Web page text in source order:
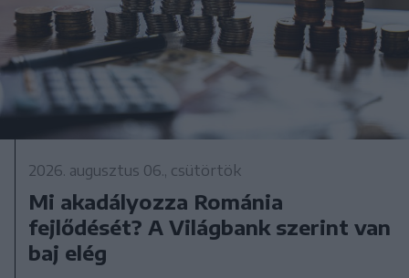
2026. augusztus 06., csütörtök
Mi akadályozza Románia
fejlődését? A Világbank szerint van
baj elég